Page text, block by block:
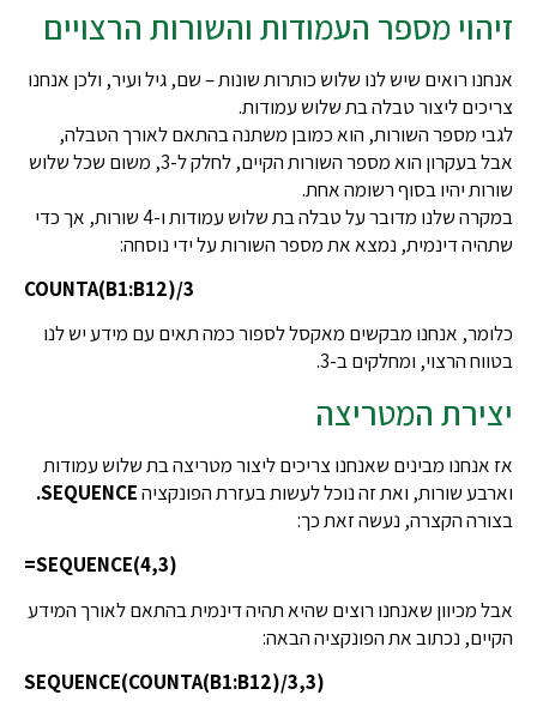
זיהוי מספר העמודות והשורות הרצויים
אנחנו רואים שיש לנו שלוש כותרות שונות – שם, גיל ועיר, ולכן אנחנו
צריכים ליצור טבלה בת שלוש עמודות.
לגבי מספר השורות, הוא כמובן משתנה בהתאם לאורך הטבלה,
אבל בעקרון הוא מספר השורות הקיים, לחלק ל-3, משום שכל שלוש
שורות יהיו בסוף רשומה אחת.
במקרה שלנו מדובר על טבלה בת שלוש עמודות ו-4 שורות, אך כדי
שתהיה דינמית, נמצא את מספר השורות על ידי נוסחה:
COUNTA(B1:B12)/3
כלומר, אנחנו מבקשים מאקסל לספור כמה תאים עם מידע יש לנו
בטווח הרצוי, ומחלקים ב-3.
יצירת המטריצה
אז אנחנו מבינים שאנחנו צריכים ליצור מטריצה בת שלוש עמודות
וארבע שורות, ואת זה נוכל לעשות בעזרת הפונקציהSEQUENCE.
בצורה הקצרה, נעשה זאת כך:
=SEQUENCE(4,3)
אבל מכיוון שאנחנו רוצים שהיא תהיה דינמית בהתאם לאורך המידע
הקיים, נכתוב את הפונקציה הבאה:
SEQUENCE(COUNTA(B1:B12)/3,3)